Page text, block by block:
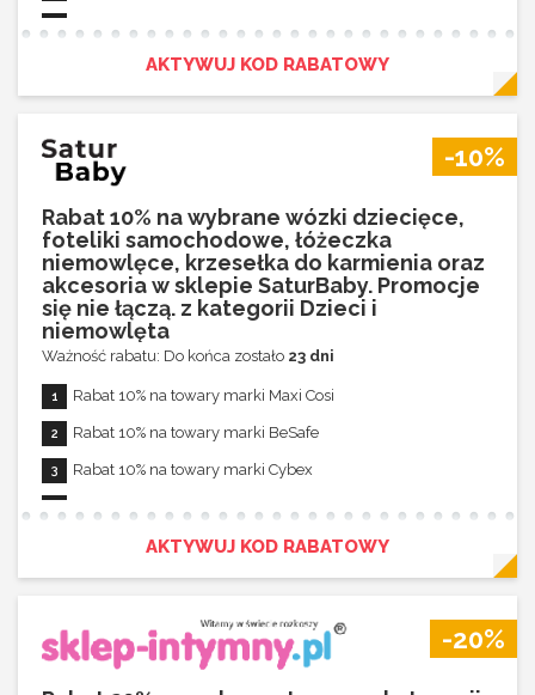
Rabat 5% na towary z działu Wydruki do rollupów
Rabat łączy się z innymi promocjami
AKTYWUJ KOD RABATOWY
-10%
Rabat 10% na wybrane wózki dziecięce,
foteliki samochodowe, łóżeczka
niemowlęce, krzesełka do karmienia oraz
akcesoria w sklepie SaturBaby. Promocje
się nie łączą. z kategorii Dzieci i
niemowlęta
Ważność rabatu: Do końca zostało 23 dni
Rabat 10% na towary marki Maxi Cosi
Rabat 10% na towary marki BeSafe
Rabat 10% na towary marki Cybex
Rabat 10% na towary marki Joie
Rabat 10% na towary marki Britax Romer
Rabat 10% na towary marki Peg Perego
Rabat 10% na towary marki Cosatto
AKTYWUJ KOD RABATOWY
-20%